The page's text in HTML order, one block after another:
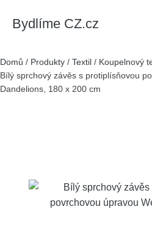
Bydlíme CZ.cz
Domů / Produkty / Textil / Koupelnový
Bílý sprchový závěs s protiplísňovou
Dandelions, 180 x 200 cm